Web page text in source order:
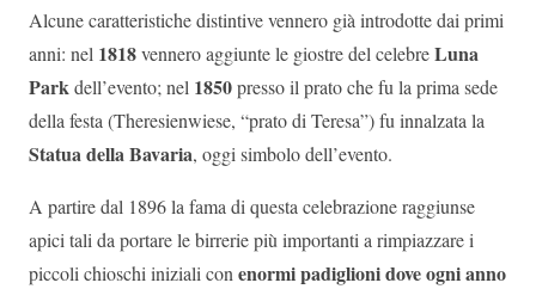
Alcune caratteristiche distintive vennero già introdotte dai primi
anni: nel 1818vennero aggiunte le giostre del celebreLuna
Parkdell’evento; nel 1850presso il prato che fu la prima sede
della festa (Theresienwiese, “prato di Teresa”) fu innalzata la
Statua della Bavaria, oggi simbolo dell’evento.
A partire dal 1896 la fama di questa celebrazione raggiunse
apici tali da portare le birrerie più importanti a rimpiazzare i
piccoli chioschi iniziali con enormi padiglioni dove ogni anno